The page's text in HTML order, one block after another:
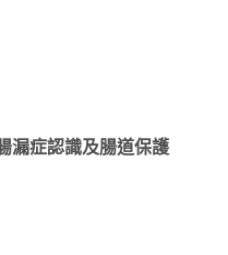
漏症認識及腸道保護